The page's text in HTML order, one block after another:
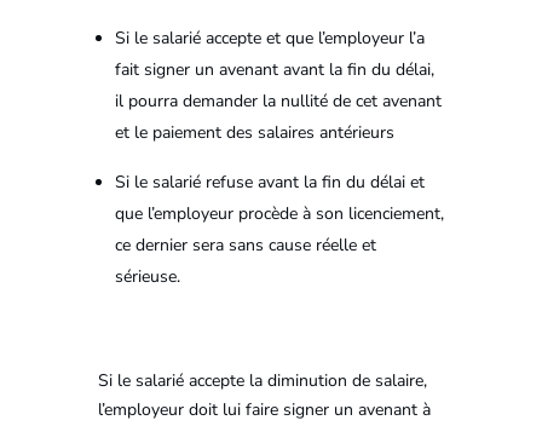
Si le salarié accepte et que l’employeur l’a
fait signer un avenant avant la fin du délai,
il pourra demander la nullité de cet avenant
et le paiement des salaires antérieurs
Si le salarié refuse avant la fin du délai et
que l’employeur procède à son licenciement,
ce dernier sera sans cause réelle et
sérieuse.
Si le salarié accepte la diminution de salaire,
l’employeur doit lui faire signer un avenant à